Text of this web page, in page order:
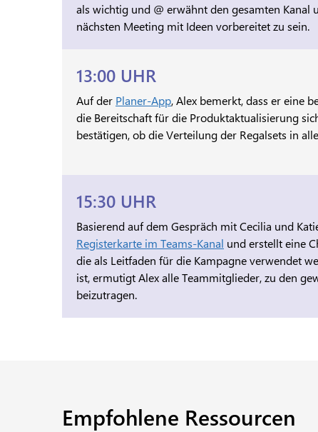
als wichtig und @ erwähnt den gesamten Kanal
nächsten Meeting mit Ideen vorbereitet zu sein.
13:00 UHR
Auf der Planer-App, Alex bemerkt, dass er eine
die Bereitschaft für die Produktaktualisierung
bestätigen, ob die Verteilung der Regalsets in
15:30 UHR
Basierend auf dem Gespräch mit Cecilia und
Registerkarte im Teams-Kanal und erstellt eine
die als Leitfaden für die Kampagne verwendet
ist, ermutigt Alex alle Teammitglieder, zu den
beizutragen.
Empfohlene Ressourcen